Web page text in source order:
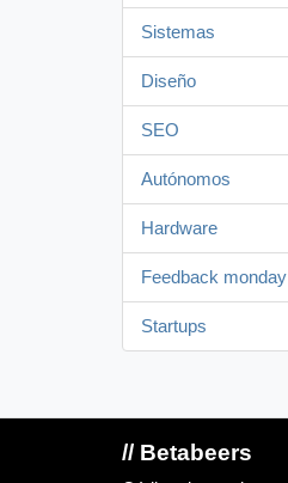
Sistemas
Diseño
SEO
Autónomos
Hardware
Feedback monday
Startups
// Betabeers